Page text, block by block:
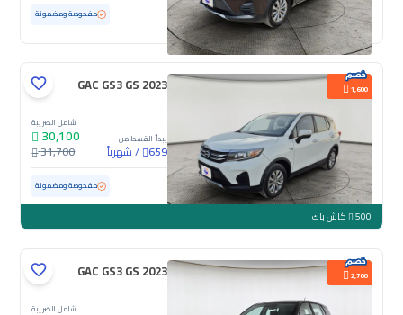
مستعملة 103,276 كم مفحوصة ومضمونة
1,600
GAC GS3 GS 2023
يبدأ القسط من
659
/شهرياً
شامل الضريبة
30,100
31,700
مستعملة 117,602 كم مفحوصة ومضمونة
500 كاش باك
2,700
GAC GS3 GS 2023
شامل الضريبة